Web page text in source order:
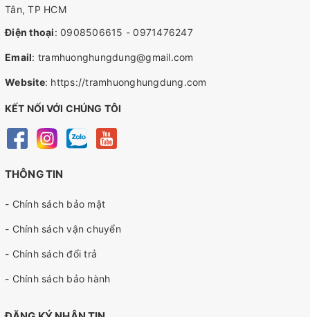
Tân, TP HCM
Điện thoại: 0908506615 -0971476247
Email: tramhuonghungdung@gmail.com
Website: https://tramhuonghungdung.com
KẾT NỐI VỚI CHÚNG TÔI
THÔNG TIN
- Chính sách bảo mật
- Chính sách vận chuyển
- Chính sách đổi trả
- Chính sách bảo hành